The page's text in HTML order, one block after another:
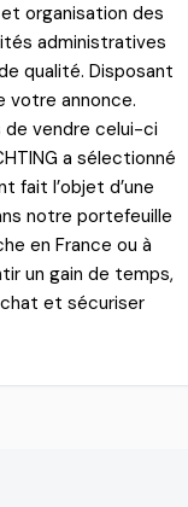
organisation des
administratives
qualité. Disposant
votre annonce.
vendre celui-ci
a sélectionné
fait l’objet d’une
notre portefeuille
en France ou à
un gain de temps,
et sécuriser